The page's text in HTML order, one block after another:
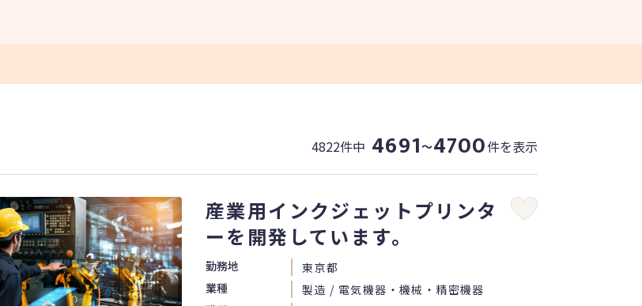
4822件中 4691〜4700件を表示
産業用インクジェットプリンタ
ーを開発しています。
勤務地
東京都
業種
製造 / 電気機器・機械・精密機器